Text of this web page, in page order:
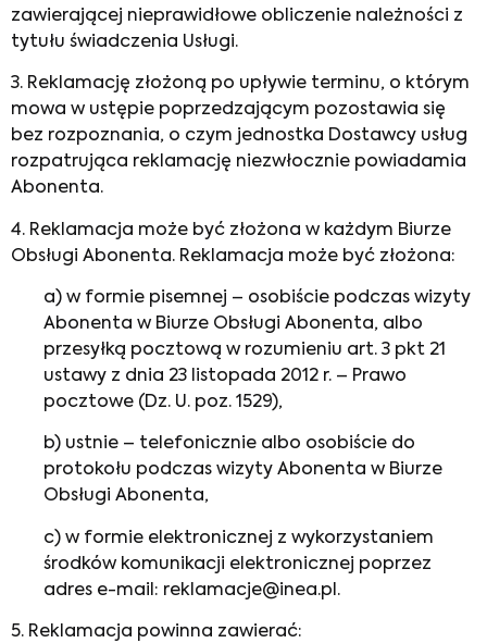
zawierającej nieprawidłowe obliczenie należności z
tytułu świadczenia Usługi.
3. Reklamację złożoną po upływie terminu, o którym
mowa w ustępie poprzedzającym pozostawia się
bez rozpoznania, o czym jednostka Dostawcy usług
rozpatrująca reklamację niezwłocznie powiadamia
Abonenta.
4. Reklamacja może być złożona w każdym Biurze
Obsługi Abonenta. Reklamacja może być złożona:
a) w formie pisemnej – osobiście podczas wizyty
Abonenta w Biurze Obsługi Abonenta, albo
przesyłką pocztową w rozumieniu art. 3 pkt 21
ustawy z dnia 23 listopada 2012 r. – Prawo
pocztowe (Dz. U. poz. 1529),
b) ustnie – telefonicznie albo osobiście do
protokołu podczas wizyty Abonenta w Biurze
Obsługi Abonenta,
c) w formie elektronicznej z wykorzystaniem
środków komunikacji elektronicznej poprzez
adres e-mail: reklamacje@inea.pl.
5. Reklamacja powinna zawierać: